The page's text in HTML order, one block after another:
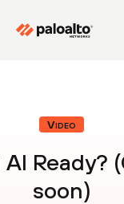
Video
AI Ready?
soon)